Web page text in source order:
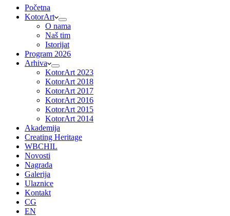
Početna
KotorArt
O nama
Naš tim
Istorijat
Program 2026
Arhiva
KotorArt 2023
KotorArt 2018
KotorArt 2017
KotorArt 2016
KotorArt 2015
KotorArt 2014
Akademija
Creating Heritage
WBCHIL
Novosti
Nagrada
Galerija
Ulaznice
Kontakt
CG
EN